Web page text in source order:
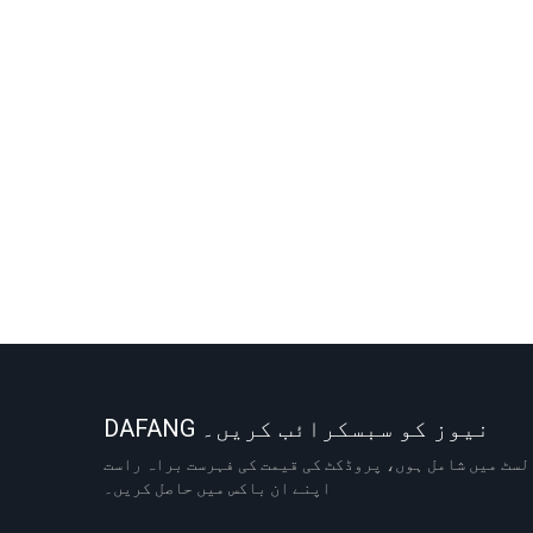
DAFANG نیوز کو سبسکرائب کریں۔
لسٹ میں شامل ہوں، پروڈکٹ کی قیمت کی فہرست براہ راست
اپنے ان باکس میں حاصل کریں۔